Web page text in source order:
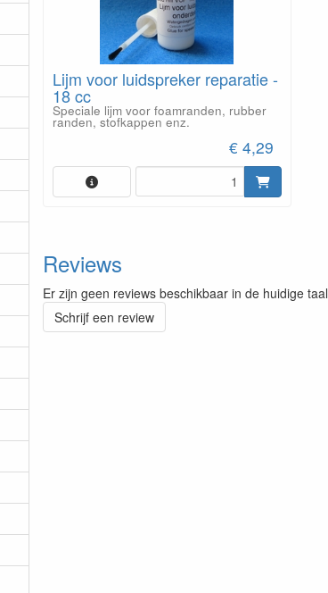
Lijm voor luidspreker reparatie -
18 cc
Speciale lijm voor foamranden, rubber
randen, stofkappen enz.
€ 4,29
Reviews
Er zijn geen reviews beschikbaar in de huidige taal
Schrijf een review